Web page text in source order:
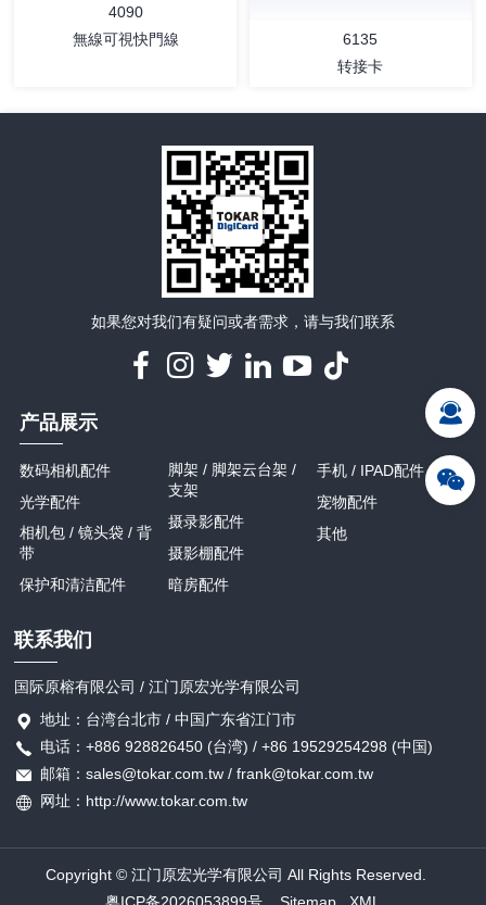
详情
4090
無線可視快門線
6135
转接卡
如果您对我们有疑问或者需求，请与我们联系
产品展示
数码相机配件
光学配件
相机包 / 镜头袋 / 背
带
保护和清洁配件
脚架 / 脚架云台架 /
支架
摄录影配件
摄影棚配件
暗房配件
手机 / IPAD配件
宠物配件
其他
联系我们
国际原榕有限公司 / 江门原宏光学有限公司
地址：台湾台北市 / 中国广东省江门市
电话：+886 928826450 (台湾) / +86 19529254298 (中国)
邮箱：sales@tokar.com.tw / frank@tokar.com.tw
网址：http://www.tokar.com.tw
Copyright © 江门原宏光学有限公司 All Rights Reserved.